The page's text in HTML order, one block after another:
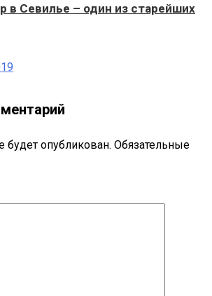
в Севилье – один из старейших
будет опубликован. Обязательные